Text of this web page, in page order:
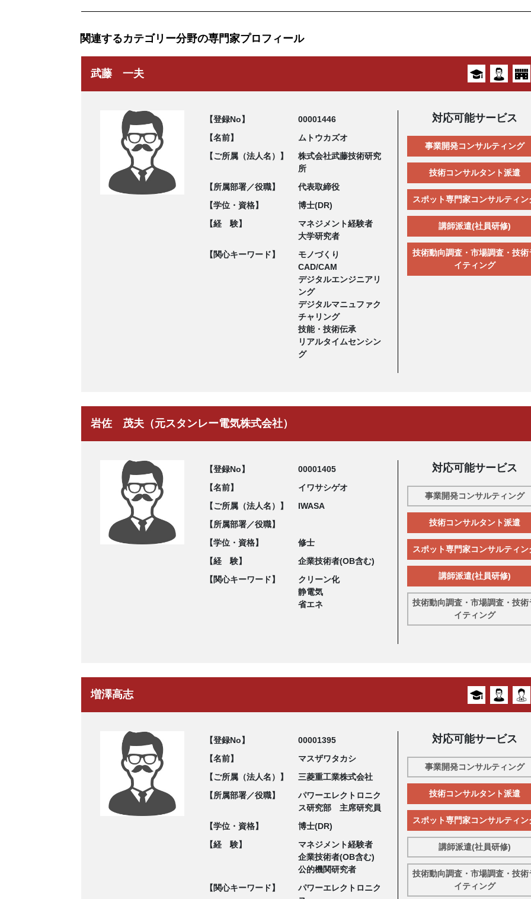
関連するカテゴリー分野の専門家プロフィール
武藤 一夫
【登録No】
00001446
【名前】
ムトウカズオ
【ご所属（法人名）】
株式会社武藤技術研究
所
【所属部署／役職】
代表取締役
【学位・資格】
博士(DR)
【経 験】
マネジメント経験者
大学研究者
【関心キーワード】
モノづくり
CAD/CAM
デジタルエンジニアリ
ング
デジタルマニュファク
チャリング
技能・技術伝承
リアルタイムセンシン
グ
対応可能サービス
事業開発コンサルティング
技術コンサルタント派遣
スポット専門家コンサルティン
講師派遣(社員研修)
技術動向調査・市場調査・技術
イティング
岩佐 茂夫（元スタンレー電気株式会社）
【登録No】
00001405
【名前】
イワサシゲオ
【ご所属（法人名）】
IWASA
【所属部署／役職】
【学位・資格】
修士
【経 験】
企業技術者(OB含む)
【関心キーワード】
クリーン化
静電気
省エネ
対応可能サービス
事業開発コンサルティング
技術コンサルタント派遣
スポット専門家コンサルティン
講師派遣(社員研修)
技術動向調査・市場調査・技術
イティング
増澤高志
【登録No】
00001395
【名前】
マスザワタカシ
【ご所属（法人名）】
三菱重工業株式会社
【所属部署／役職】
パワーエレクトロニク
ス研究部 主席研究員
【学位・資格】
博士(DR)
【経 験】
マネジメント経験者
企業技術者(OB含む)
公的機関研究者
【関心キーワード】
パワーエレクトロニク
対応可能サービス
事業開発コンサルティング
技術コンサルタント派遣
スポット専門家コンサルティン
講師派遣(社員研修)
技術動向調査・市場調査・技術
イティング